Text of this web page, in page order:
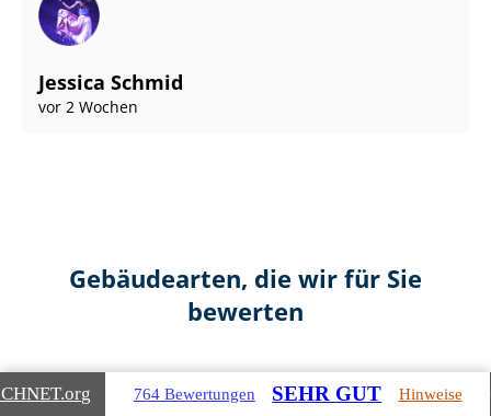
Jessica Schmid
vor 2 Wochen
Gebäudearten, die wir für Sie
bewerten
.org 764 Bewertungen SEHR GUT Hinweise